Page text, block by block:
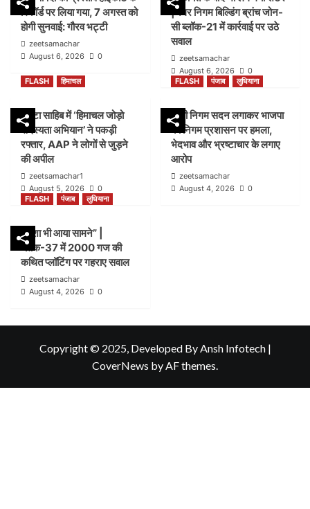
रिकॉर्ड पर लिया गया, 7 अगस्त को
होगी सुनवाई: गौरव भट्टी
zeetsamachar
August 6, 2026
0
|नगर निगम बिल्डिंग ब्रांच जोन-
सी ब्लॉक-21 में कार्रवाई पर उठे
सवाल
zeetsamachar
August 6, 2026
0
FLASH
हिमाचल
पांवटा साहिब में ‘हिमाचल जोड़ो
सदस्यता अभियान’ ने पकड़ी
रफ्तार, AAP ने लोगों से जुड़ने
की अपील
zeetsamachar1
August 5, 2026
0
FLASH पंजाब लुधियाना
डम्मी निगम सदन लगाकर भाजपा
का निगम प्रशासन पर हमला,
भेदभाव और भ्रष्टाचार के लगाए
आरोप
zeetsamachar
August 4, 2026
0
FLASH
पंजाब लुधियाना
नक्शा भी आया सामने” |
ब्लॉक-37 में 2000 गज की
कथित प्लॉटिंग पर गहराए सवाल
zeetsamachar
August 4, 2026
0
Copyright © 2025, Developed By Ansh Infotech |
CoverNews by AF themes.